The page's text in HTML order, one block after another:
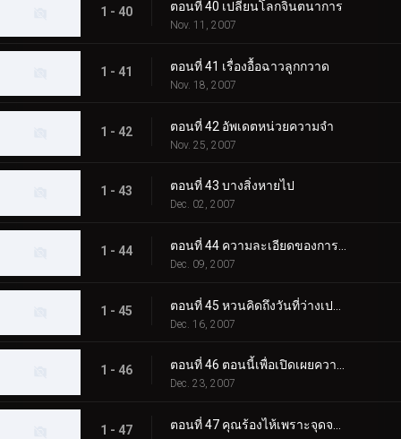
1 - 40 ตอนที่ 40 เปลี่ยนโลกจินตนาการ
Nov. 11, 2007
1 - 41 ตอนที่ 41 เรื่องอื้อฉาวลูกกวาด
Nov. 18, 2007
1 - 42 ตอนที่ 42 อัพเดตหน่วยความจำ
Nov. 25, 2007
1 - 43 ตอนที่ 43 บางสิ่งหายไป
Dec. 02, 2007
1 - 44
Dec. 09, 2007
1 - 45
Dec. 16, 2007
1 - 46 ตอนที่ 46 ตอนนี้เพื่อเปิดเผยความรักและความจริง
Dec. 23, 2007
1 - 47